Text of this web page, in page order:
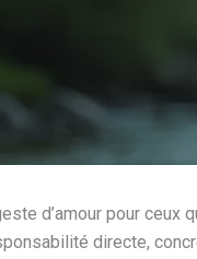
d’amour pour ceux
directe,